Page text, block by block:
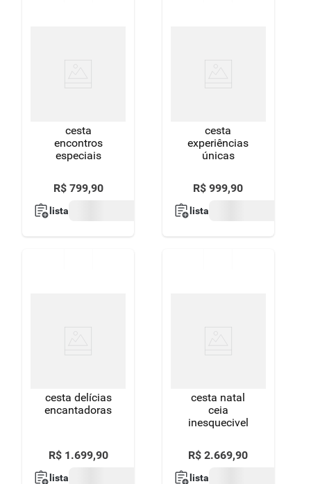
cesta
encontros
especiais
R$ 799,90
lista
cesta
experiências
únicas
R$ 999,90
lista
cesta delícias
encantadoras
R$ 1.699,90
lista
cesta natal
ceia
inesquecivel
R$ 2.669,90
lista